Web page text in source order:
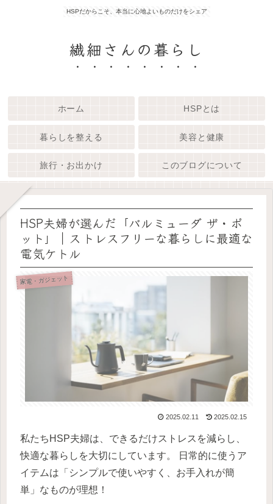
HSPだからこそ、本当に心地よいものだけをシェア
繊細さんの暮らし
ホーム HSPとは
暮らしを整える 美容と健康
旅行・お出かけ このブログについて
HSP夫婦が選んだ「バルミューダ ザ・ポ
ット」｜ストレスフリーな暮らしに最適な
電気ケトル
家電・ガジェット
2025.02.11 2025.02.15
私たちHSP夫婦は、できるだけストレスを減らし、
快適な暮らしを大切にしています。 日常的に使うア
イテムは「シンプルで使いやすく、お手入れが簡
単」なものが理想！